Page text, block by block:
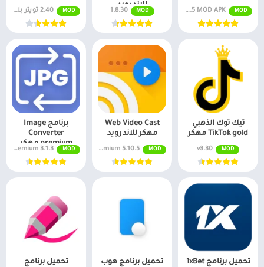
MOD v1.9.7.5 MOD APK (مفتوح بريميوم)
للاندرويد
MOD
1.8.30
MOD 2.40 تويتر بلس
تيك توك الذهبي
TikTok gold مهكر
MOD
v3.30
Web Video Cast
مهكر للاندرويد
MOD
5.10.5 Premium
برنامج Image
Converter
premium مهكر
للاندرويد MOD
3.1.3 Premium
تحميل برنامج 1xBet
تحميل برنامج هوب
تحميل برنامج